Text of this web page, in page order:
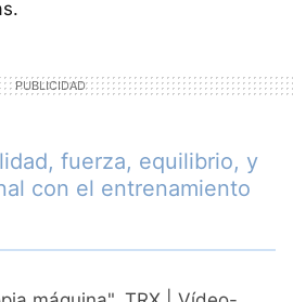
fuerza, equilibrio, y
con el entrenamiento